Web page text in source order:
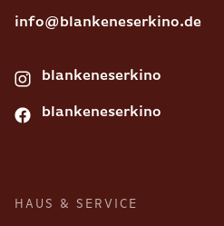
info@blankeneserkino.de
blankeneserkino
blankeneserkino
HAUS & SERVICE